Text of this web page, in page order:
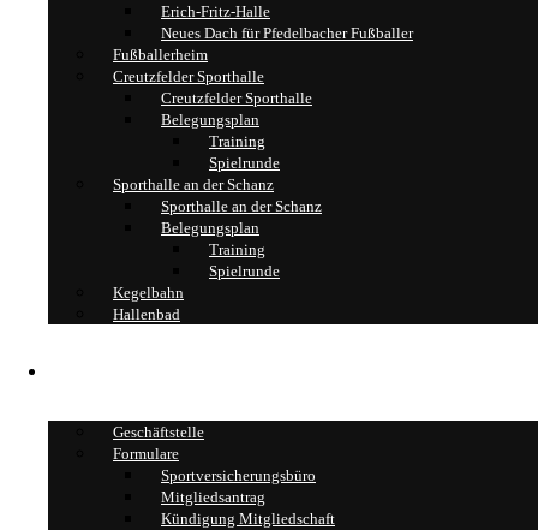
Erich-Fritz-Halle
Neues Dach für Pfedelbacher Fußballer
Fußballerheim
Creutzfelder Sporthalle
Creutzfelder Sporthalle
Belegungsplan
Training
Spielrunde
Sporthalle an der Schanz
Sporthalle an der Schanz
Belegungsplan
Training
Spielrunde
Kegelbahn
Hallenbad
Geschäftstelle
Formulare
Sportversicherungsbüro
Mitgliedsantrag
Kündigung Mitgliedschaft